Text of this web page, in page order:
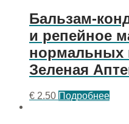
Бальзам-
и репейное
нормальных
Зеленая
€ 2.50 Подробнее